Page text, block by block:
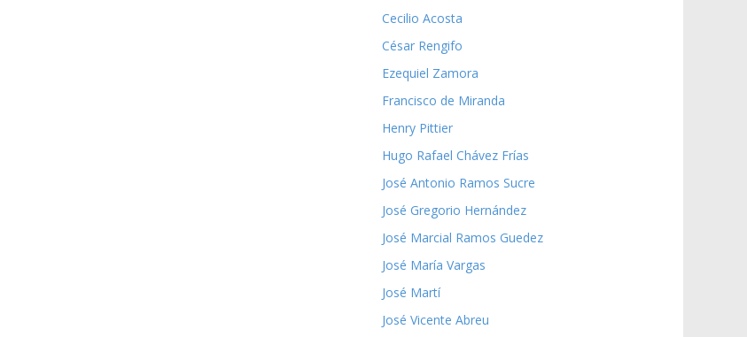
Cecilio Acosta
César Rengifo
Ezequiel Zamora
Francisco de Miranda
Henry Pittier
Hugo Rafael Chávez Frías
José Antonio Ramos Sucre
José Gregorio Hernández
José Marcial Ramos Guedez
José María Vargas
José Martí
José Vicente Abreu